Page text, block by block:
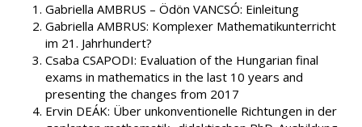
Gabriella AMBRUS – Ödön VANCSÓ: Einleitung
Gabriella AMBRUS: Komplexer Mathematikunterricht
im 21. Jahrhundert?
Csaba CSAPODI: Evaluation of the Hungarian final
exams in mathematics in the last 10 years and
presenting the changes from 2017
Ervin DEÁK: Über unkonventionelle Richtungen in der